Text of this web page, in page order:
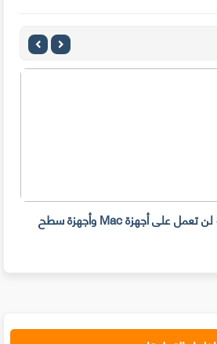
مرشحات Snap Camera لن تعمل على أجهزة Mac وأجهزة سطح